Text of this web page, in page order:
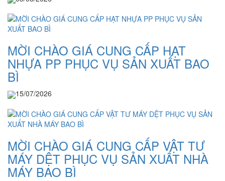
MỜI CHÀO GIÁ CUNG CẤP HẠT
NHỰA PP PHỤC VỤ SẢN XUẤT BAO
BÌ
15/07/2026
MỜI CHÀO GIÁ CUNG CẤP VẬT TƯ
MÁY DỆT PHỤC VỤ SẢN XUẤT NHÀ
MÁY BAO BÌ